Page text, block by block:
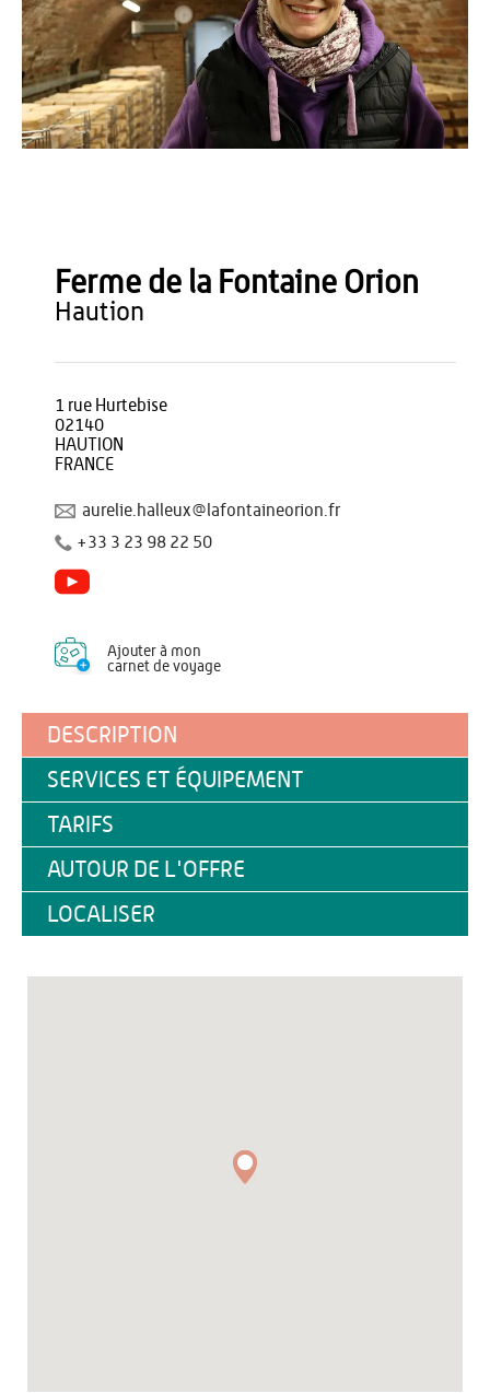
OT du Pays de Thiérache
Ferme de la Fontaine Orion
haution
1 rue Hurtebise
02140
HAUTION
FRANCE
aurelie.halleux@lafontaineorion.fr
+33 3 23 98 22 50
Ajouter à mon
carnet de voyage
DESCRIPTION
SERVICES ET ÉQUIPEMENT
TARIFS
AUTOUR DE L'OFFRE
LOCALISER